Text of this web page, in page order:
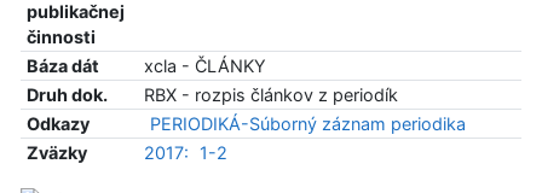
publikačnej
činnosti
Báza dát
xcla - ČLÁNKY
Druh dok.
RBX - rozpis článkov z periodík
Odkazy
PERIODIKÁ-Súborný záznam periodika
Zväzky
2017: 1-2